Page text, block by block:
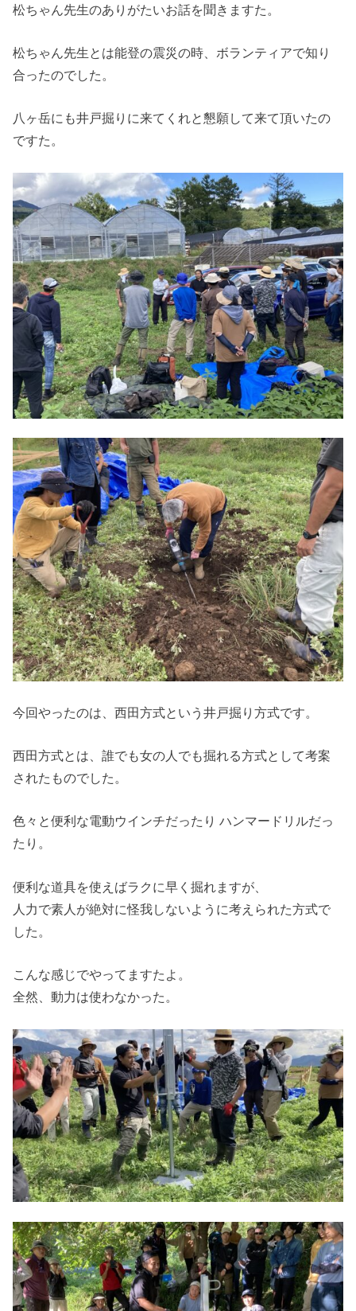
松ちゃん先生のありがたいお話を聞きますた。
松ちゃん先生とは能登の震災の時、ボランティアで知り
合ったのでした。
八ヶ岳にも井戸掘りに来てくれと懇願して来て頂いたの
ですた。
今回やったのは、西田方式という井戸掘り方式です。
西田方式とは、誰でも女の人でも掘れる方式として考案
されたものでした。
色々と便利な電動ウインチだったり ハンマードリルだっ
たり。
便利な道具を使えばラクに早く掘れますが、
人力で素人が絶対に怪我しないように考えられた方式で
した。
こんな感じでやってますたよ。
全然、動力は使わなかった。